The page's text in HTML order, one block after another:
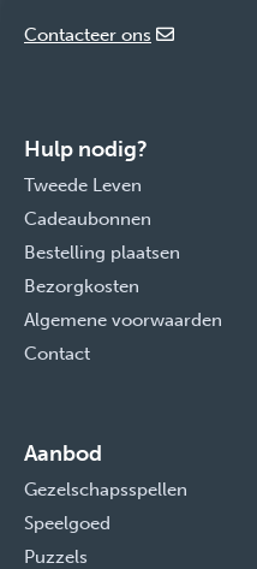
Contacteer ons
Hulp nodig?
Tweede Leven
Cadeaubonnen
Bestelling plaatsen
Bezorgkosten
Algemene voorwaarden
Contact
Aanbod
Gezelschapsspellen
Speelgoed
Puzzels